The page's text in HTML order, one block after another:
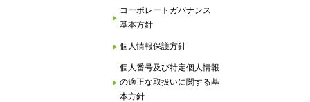
コーポレートガバナンス
基本方針
個人情報保護方針
個人番号及び特定個人情報
の適正な取扱いに関する基
本方針